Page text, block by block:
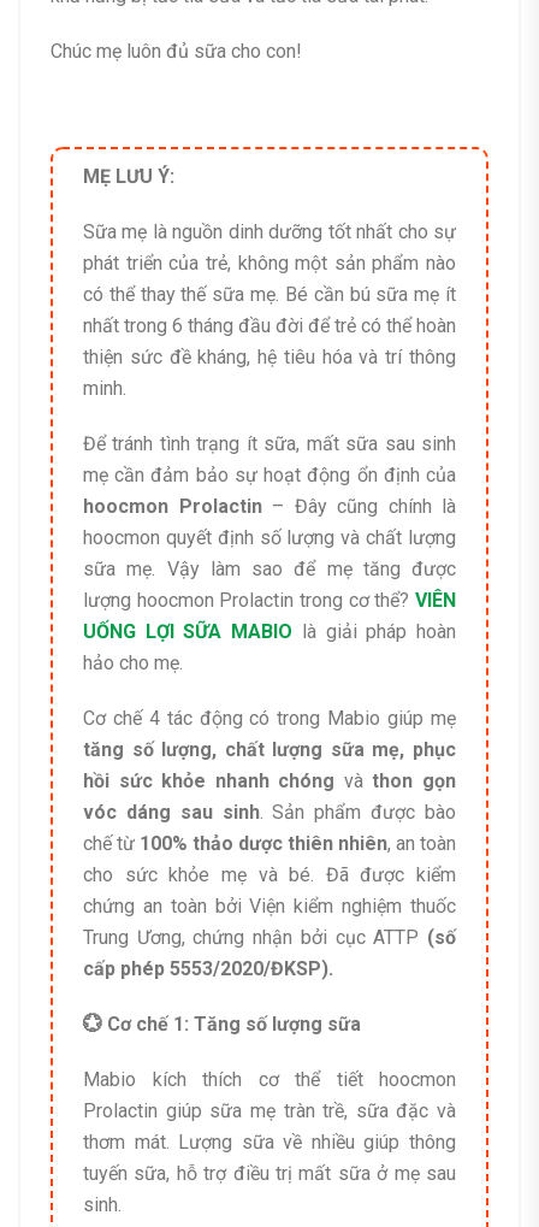
Chúc mẹ luôn đủ sữa cho con!
MẸ LƯU Ý:
Sữa mẹ là nguồn dinh dưỡng tốt nhất cho sự
phát triển của trẻ, không một sản phẩm nào
có thể thay thế sữa mẹ. Bé cần bú sữa mẹ ít
nhất trong 6 tháng đầu đời để trẻ có thể hoàn
thiện sức đề kháng, hệ tiêu hóa và trí thông
minh.
Để tránh tình trạng ít sữa, mất sữa sau sinh
mẹ cần đảm bảo sự hoạt động ổn định của
hoocmon Prolactin– Đây cũng chính là
hoocmon quyết định số lượng và chất lượng
sữa mẹ. Vậy làm sao để mẹ tăng được
lượng hoocmon Prolactin trong cơ thể? VIÊN
UỐNG LỢI SỮA MABIO là giải pháp hoàn
hảo cho mẹ.
Cơ chế 4 tác động có trong Mabio giúp mẹ
tăng số lượng, chất lượng sữa mẹ, phục
hồi sức khỏe nhanh chóng vàthon gọn
vóc dáng sau sinh. Sản phẩm được bào
chế từ 100% thảo dược thiên nhiên, an toàn
cho sức khỏe mẹ và bé. Đã được kiểm
chứng an toàn bởi Viện kiểm nghiệm thuốc
Trung Ương, chứng nhận bởi cục ATTP (số
cấp phép 5553/2020/ĐKSP).
💮 Cơ chế 1: Tăng số lượng sữa
Mabio kích thích cơ thể tiết hoocmon
Prolactin giúp sữa mẹ tràn trề, sữa đặc và
thơm mát. Lượng sữa về nhiều giúp thông
tuyến sữa, hỗ trợ điều trị mất sữa ở mẹ sau
sinh.